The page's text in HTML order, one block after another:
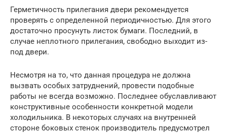
Герметичность прилегания двери рекомендуется
проверять с определенной периодичностью. Для этого
достаточно просунуть листок бумаги. Последний, в
случае неплотного прилегания, свободно выходит из-
под двери.
Несмотря на то, что данная процедура не должна
вызвать особых затруднений, провести подобные
работы не всегда возможно. Последнее обуславливают
конструктивные особенности конкретной модели
холодильника. В некоторых случаях на внутренней
стороне боковых стенок производитель предусмотрел